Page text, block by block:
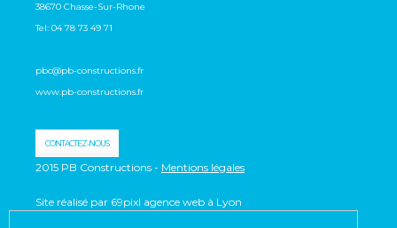
38670 Chasse-Sur-Rhone
Tel: 04 78 73 49 71
pbc@pb-constructions.fr
www.pb-constructions.fr
CONTACTEZ-NOUS
2015 PB Constructions - Mentions légales
Site réalisé par 69pixl agence web à Lyon